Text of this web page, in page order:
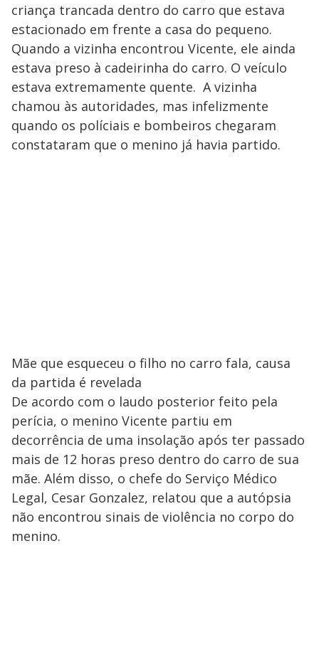
criança trancada dentro do carro que estava
estacionado em frente a casa do pequeno.
Quando a vizinha encontrou Vicente, ele ainda
estava preso à cadeirinha do carro. O veículo
estava extremamente quente. A vizinha
chamou às autoridades, mas infelizmente
quando os políciais e bombeiros chegaram
constataram que o menino já havia partido.
Mãe que esqueceu o filho no carro fala, causa
da partida é revelada
De acordo com o laudo posterior feito pela
perícia, o menino Vicente partiu em
decorrência de uma insolação após ter passado
mais de 12 horas preso dentro do carro de sua
mãe. Além disso, o chefe do Serviço Médico
Legal, Cesar Gonzalez, relatou que a autópsia
não encontrou sinais de violência no corpo do
menino.